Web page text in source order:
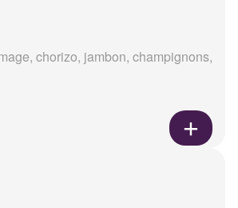
chorizo, jambon, champignons,